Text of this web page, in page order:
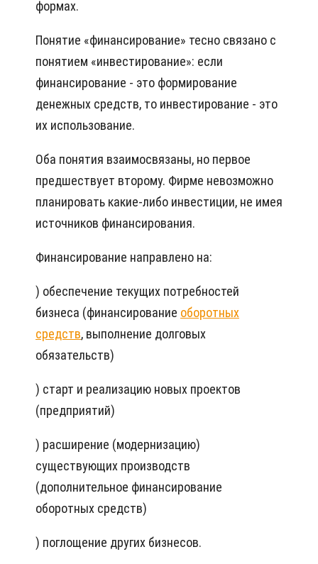
формах.
Понятие «финансирование» тесно связано с
понятием «инвестирование»: если
финансирование - это формирование
денежных средств, то инвестирование - это
их использование.
Оба понятия взаимосвязаны, но первое
предшествует второму. Фирме невозможно
планировать какие-либо инвестиции, не имея
источников финансирования.
Финансирование направлено на:
) обеспечение текущих потребностей
бизнеса (финансирование оборотных
средств, выполнение долговых
обязательств)
) старт и реализацию новых проектов
(предприятий)
) расширение (модернизацию)
существующих производств
(дополнительное финансирование
оборотных средств)
) поглощение других бизнесов.